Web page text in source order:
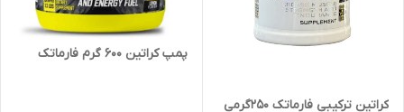
کراتین ترکیبی فارماتک 250گرمی
پمپ کراتین 600 گرم فارماتک